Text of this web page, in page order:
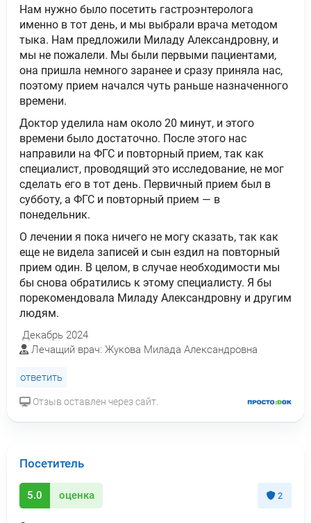
Нам нужно было посетить гастроэнтеролога
именно в тот день, и мы выбрали врача методом
тыка. Нам предложили Миладу Александровну, и
мы не пожалели. Мы были первыми пациентами,
она пришла немного заранее и сразу приняла нас,
поэтому прием начался чуть раньше назначенного
времени.
Доктор уделила нам около 20 минут, и этого
времени было достаточно. После этого нас
направили на ФГС и повторный прием, так как
специалист, проводящий это исследование, не мог
сделать его в тот день. Первичный прием был в
субботу, а ФГС и повторный прием — в
понедельник.
О лечении я пока ничего не могу сказать, так как
еще не видела записей и сын ездил на повторный
прием один. В целом, в случае необходимости мы
бы снова обратились к этому специалисту. Я бы
порекомендовала Миладу Александровну и другим
людям.
Декабрь 2024
Лечащий врач: Жукова Милада Александровна
ответить
Отзыв оставлен через сайт.
Посетитель
5.0 оценка 2